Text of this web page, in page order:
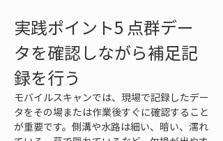
実践ポイント5 点群デー
タを確認しながら補足記
録を行う
モバイルスキャンでは、現場で記録したデー
タをその場または作業後すぐに確認すること
が重要です。側溝や水路は細い、暗い、濡れ